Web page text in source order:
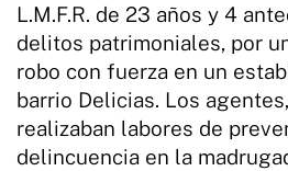
L.M.F.R. de 23 años y 4
delitos patrimoniales, por
robo con fuerza en un
barrio Delicias. Los
realizaban labores de
delincuencia en la